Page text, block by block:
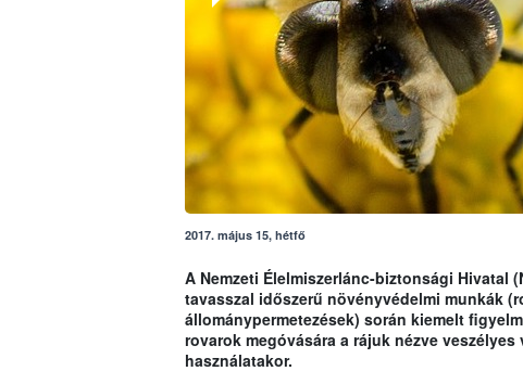
2017. május 15, hétfő
A Nemzeti Élelmiszerlánc-biztonsági Hivatal
tavasszal időszerű növényvédelmi munkák
állománypermetezések) során kiemelt
rovarok megóvására a rájuk nézve
használatakor.